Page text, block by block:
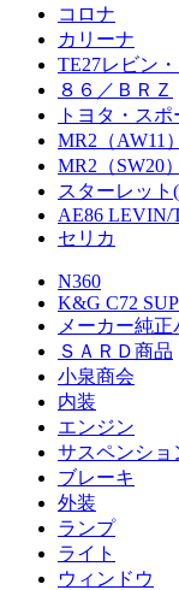
コロナ
カリーナ
TE27レビン
８６／ＢＲＺ
トヨタ・スポ
MR2（AW11）
MR2（SW20）
スターレット
AE86 LEVIN/
セリカ
N360
K&G C72
メーカー純正
ＳＡＲＤ商品
小泉商会
内装
エンジン
サスペンショ
ブレーキ
外装
ランプ
ライト
ウィンドウ